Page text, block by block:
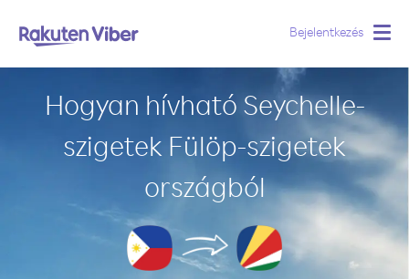
Bejelentkezés
Hogyan hívható Seychelle-
szigetek Fülöp-szigetek
országból